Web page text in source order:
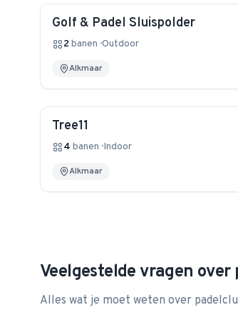
Golf & Padel Sluispolder
2banen ·Outdoor
Alkmaar
Tree11
4 banen ·Indoor
Alkmaar
Veelgestelde vragen over
Alles wat je moet weten over